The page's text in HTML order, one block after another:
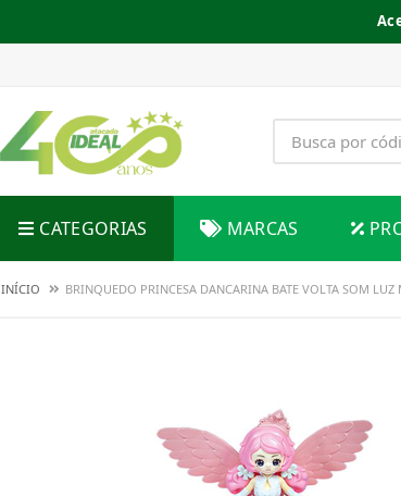
CATEGORIAS MARCAS
INÍCIO BRINQUEDO PRINCESA DANCARINA BATE VOLTA SOM